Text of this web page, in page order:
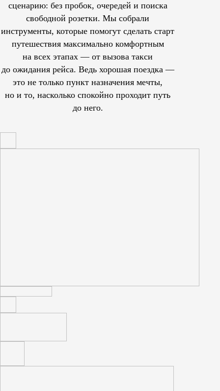
сценарию: без пробок, очередей и поиска
свободной розетки. Мы собрали
инструменты, которые помогут сделать старт
путешествия максимально комфортным
на всех этапах — от вызова такси
до ожидания рейса. Ведь хорошая поездка —
это не только пункт назначения мечты,
но и то, насколько спокойно проходит путь
до него.